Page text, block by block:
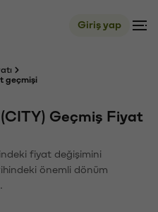
Giriş yap
geçmişi
Geçmiş Fiyat
fiyat değişimini
önemli dönüm